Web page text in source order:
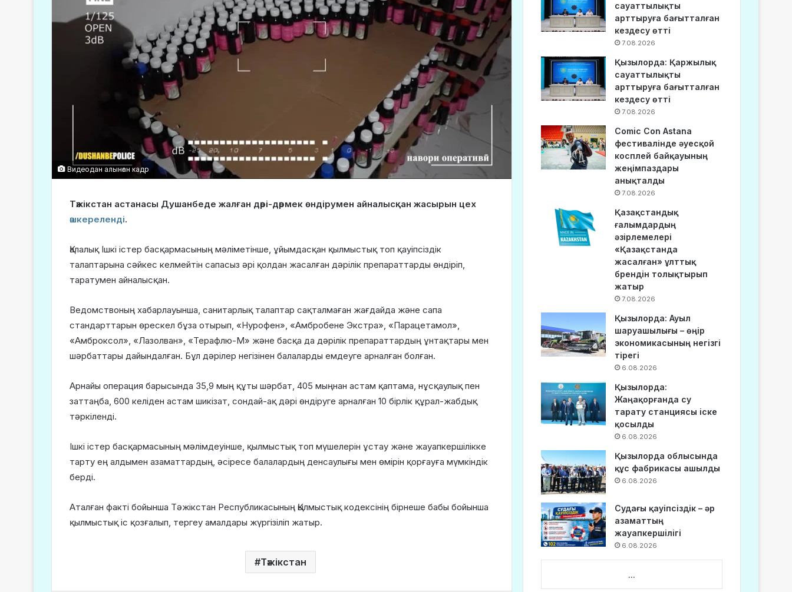
Видеодан алынған кадр
Тәжікстан астанасы Душанбеде жалған дәрі-дәрмек өндірумен айналысқан жасырын цех
әшкереленді.
Қалалық Ішкі істер басқармасының мәліметінше, ұйымдасқан қылмыстық топ қауіпсіздік
талаптарына сәйкес келмейтін сапасыз әрі қолдан жасалған дәрілік препараттарды өндіріп,
таратумен айналысқан.
Ведомствоның хабарлауынша, санитарлық талаптар сақталмаған жағдайда және сапа
стандарттарын өрескел бұза отырып, «Нурофен», «Амбробене Экстра», «Парацетамол»,
«Амброксол», «Лазолван», «Терафлю-М» және басқа да дәрілік препараттардың ұнтақтары мен
шәрбаттары дайындалған. Бұл дәрілер негізінен балаларды емдеуге арналған болған.
Арнайы операция барысында 35,9 мың құты шәрбат, 405 мыңнан астам қаптама, нұсқаулық пен
заттаңба, 600 келіден астам шикізат, сондай-ақ дәрі өндіруге арналған 10 бірлік құрал-жабдық
тәркіленді.
Ішкі істер басқармасының мәлімдеуінше, қылмыстық топ мүшелерін ұстау және жауапкершілікке
тарту ең алдымен азаматтардың, әсіресе балалардың денсаулығы мен өмірін қорғауға мүмкіндік
берді.
Аталған факті бойынша Тәжікстан Республикасының Қылмыстық кодексінің бірнеше бабы бойынша
қылмыстық іс қозғалып, тергеу амалдары жүргізіліп жатыр.
Тәжікстан
сауаттылықты
арттыруға бағытталған
кездесу өтті
7.08.2026
Қызылорда: Қаржылық
сауаттылықты
арттыруға бағытталған
кездесу өтті
7.08.2026
Comic Con Astana
фестивалінде әуесқой
косплей байқауының
жеңімпаздары
анықталды
7.08.2026
Қазақстандық
ғалымдардың
әзірлемелері
«Қазақстанда
жасалған» ұлттық
брендін толықтырып
жатыр
7.08.2026
Қызылорда: Ауыл
шаруашылығы – өңір
экономикасының негізгі
тірегі
6.08.2026
Қызылорда:
Жаңақорғанда су
тарату станциясы іске
қосылды
6.08.2026
Қызылорда облысында
құс фабрикасы ашылды
6.08.2026
Судағы қауіпсіздік – әр
азаматтың
жауапкершілігі
6.08.2026
...